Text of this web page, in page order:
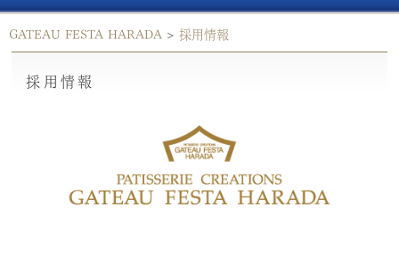
工場案内
イベント情報・催事情報
GATEAU FESTA HARADA > 採用情報
採用情報